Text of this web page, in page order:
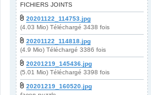
FICHIERS JOINTS
20201122_114753.jpg
(4.03 Mio) Téléchargé 3438 fois
20201122_114818.jpg
(4.9 Mio) Téléchargé 3386 fois
20201219_145436.jpg
(5.01 Mio) Téléchargé 3398 fois
20201219_160520.jpg